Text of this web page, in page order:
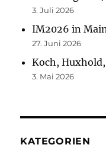
3. Juli 2026
IM2026 in
27. Juni 2026
Koch,
3. Mai 2026
KATEGORIEN